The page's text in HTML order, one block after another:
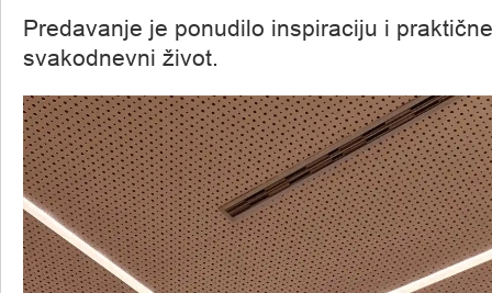
Predavanje je ponudilo inspiraciju i
svakodnevni život.